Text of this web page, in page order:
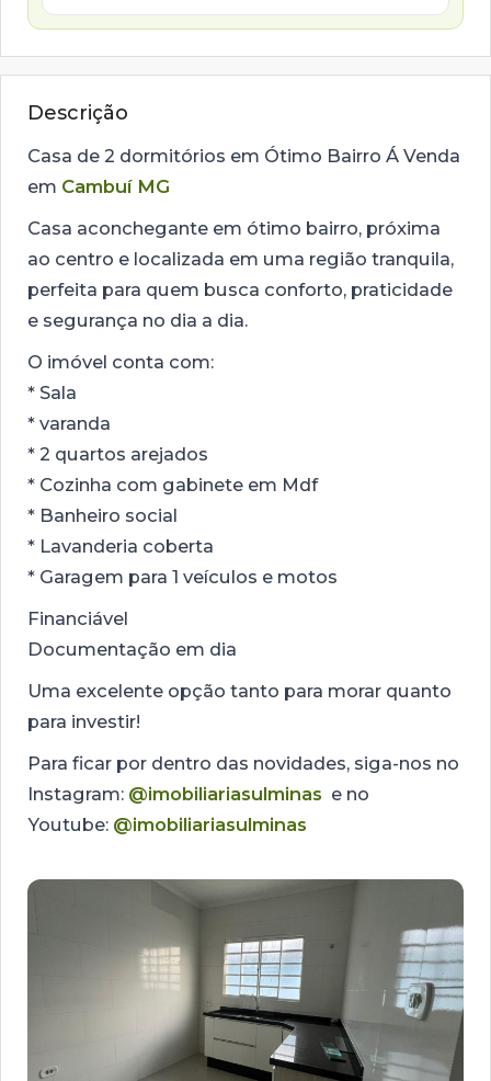
Descrição
Casa de 2 dormitórios em Ótimo Bairro Á Venda
em Cambuí MG
Casa aconchegante em ótimo bairro, próxima
ao centro e localizada em uma região tranquila,
perfeita para quem busca conforto, praticidade
e segurança no dia a dia.
O imóvel conta com:
* Sala
* ⁠varanda
* ⁠2 quartos arejados
* Cozinha com gabinete em Mdf
* Banheiro social
* Lavanderia coberta
* Garagem para 1 veículos e motos
Financiável
Documentação em dia
Uma excelente opção tanto para morar quanto
para investir!
Para ficar por dentro das novidades, siga-nos no
Instagram: @imobiliariasulminas e no
Youtube: @imobiliariasulminas